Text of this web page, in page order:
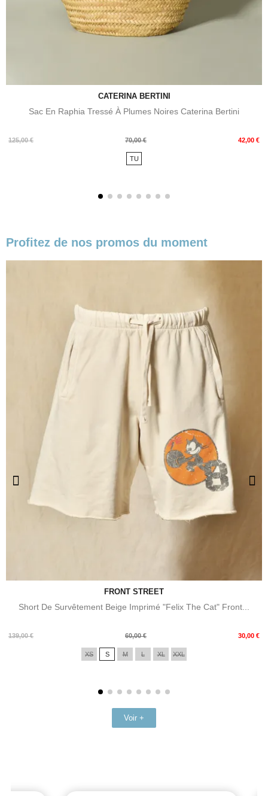
CATERINA BERTINI
Sac En Raphia Tressé À Plumes Noires Caterina Bertini
125,00 €
Prix
70,00 € 42,00 €
Prix
TU
Profitez de nos promos du moment
FRONT STREET
Short De Survêtement Beige Imprimé "Felix The Cat" Front...
139,00 €
Prix
60,00 € 30,00 €
Prix
XS S M L XL XXL
Voir +